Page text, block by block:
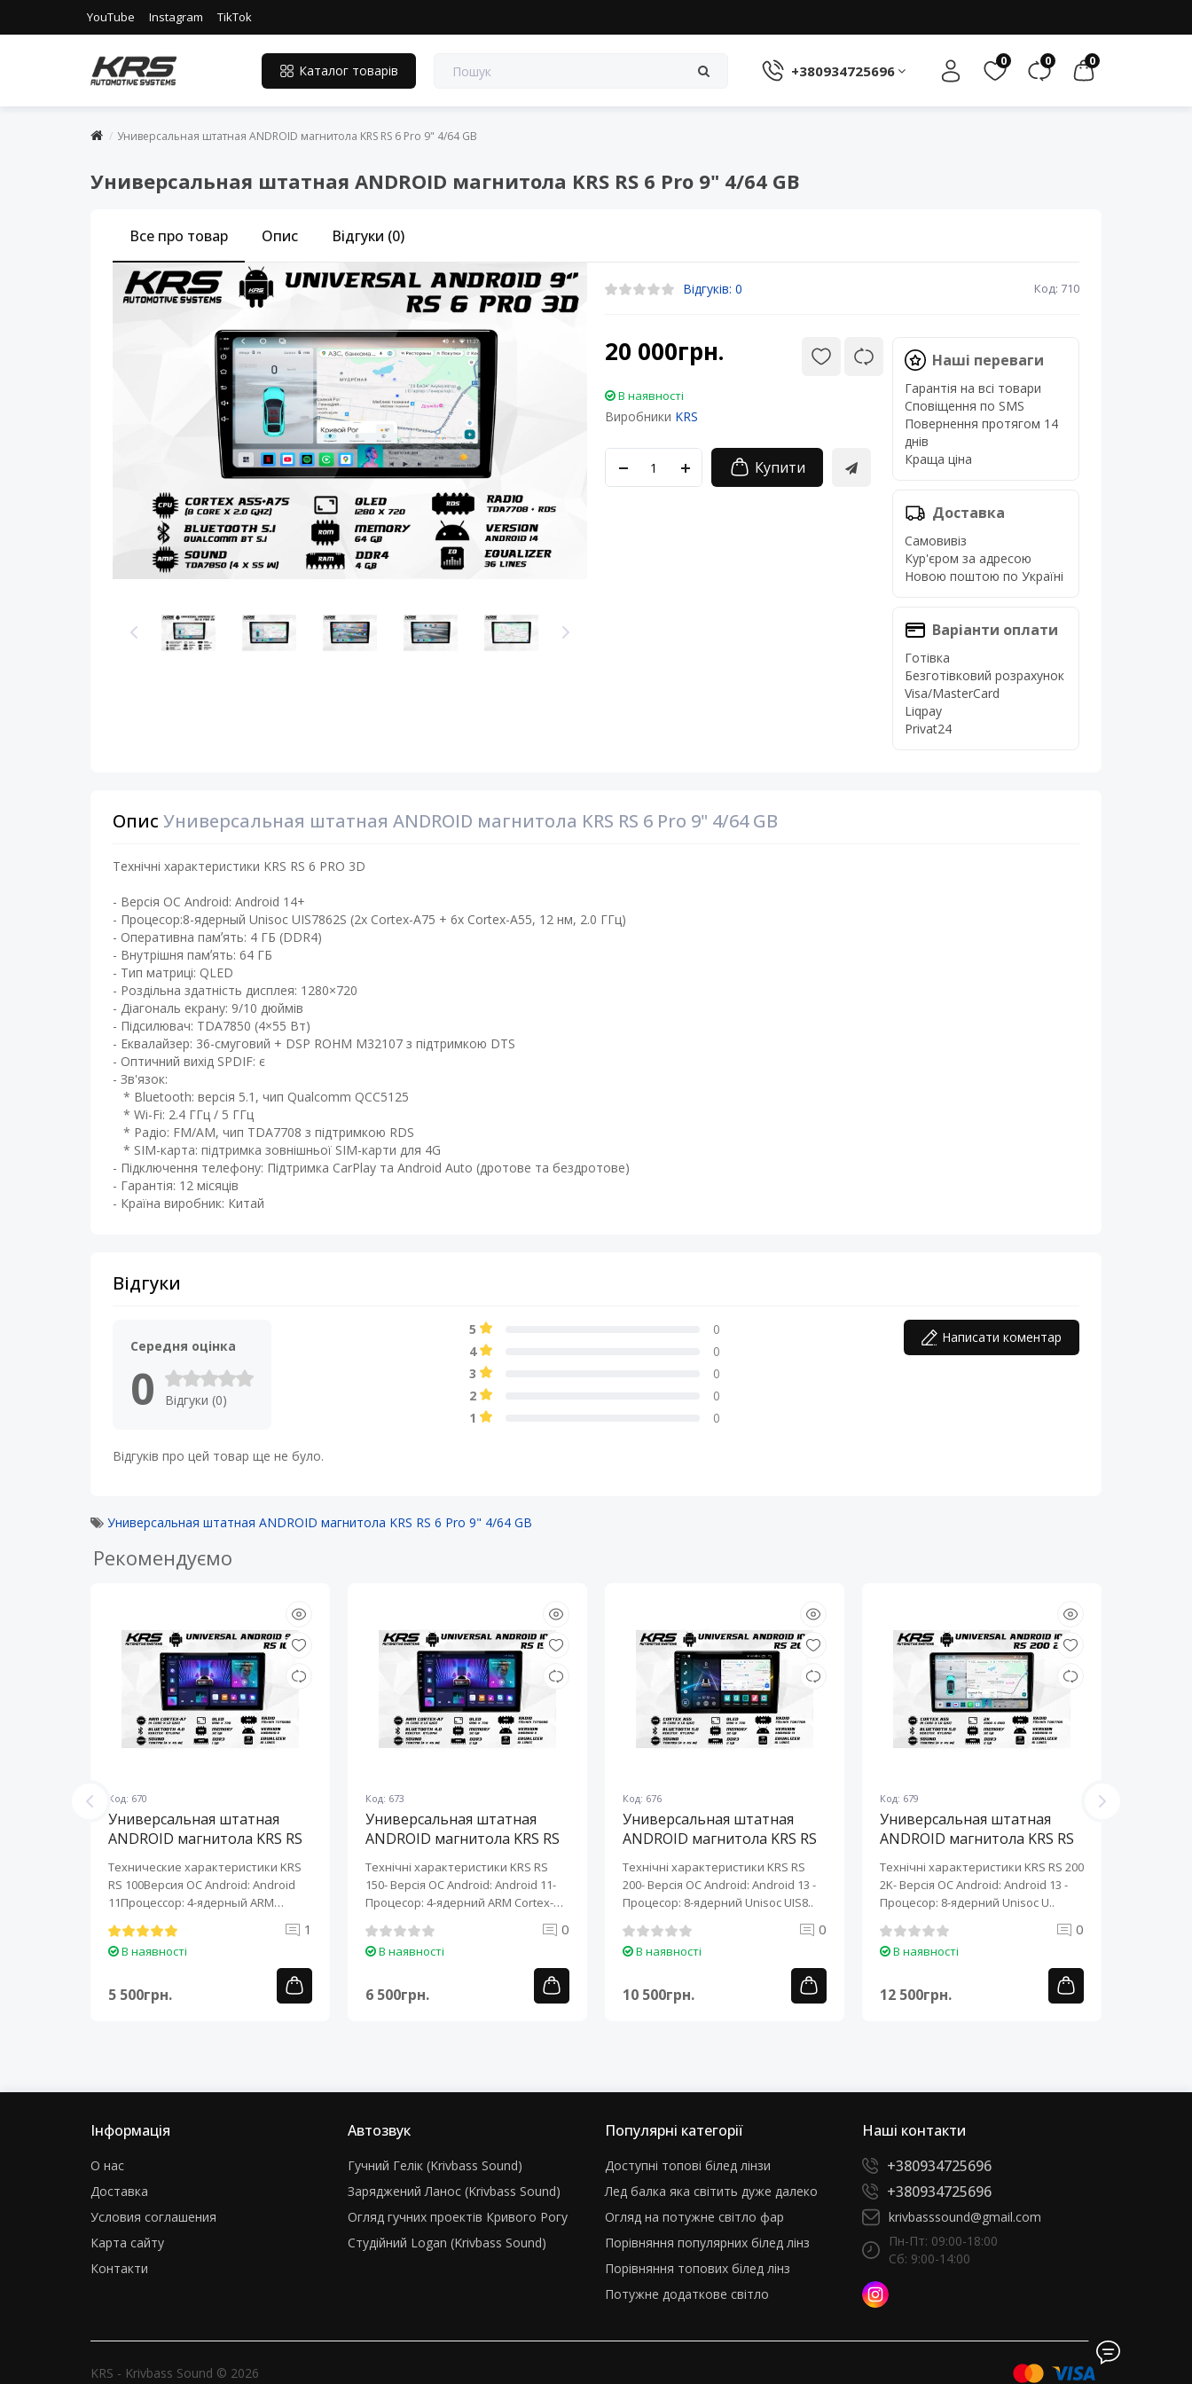
YouTube Instagram TikTok
Каталог товарів +380934725696
0 0 0
Универсальная штатная ANDROID магнитола KRS RS 6 Pro 9" 4/64 GB
Универсальная штатная ANDROID магнитола KRS RS 6 Pro 9" 4/64 GB
Все про товар Опис Відгуки (0)
Відгуків: 0 Код: 710
20 000грн.
В наявності
Виробники KRS
Купити
Наші переваги
Гарантія на всі товари
Сповіщення по SMS
Повернення протягом 14
днів
Краща ціна
Доставка
Самовивіз
Кур'єром за адресою
Новою поштою по Україні
Варіанти оплати
Готівка
Безготівковий розрахунок
Visa/MasterCard
Liqpay
Privat24
Опис Универсальная штатная ANDROID магнитола KRS RS 6 Pro 9" 4/64 GB
Технічні характеристики KRS RS 6 PRO 3D
- Версія ОС Android: Android 14+
- Процесор:8-ядерный Unisoc UIS7862S (2x Cortex-A75 + 6x Cortex-A55, 12 нм, 2.0 ГГц)
- Оперативна памʼять: 4 ГБ (DDR4)
- Внутрішня памʼять: 64 ГБ ​
- Тип матриці: QLED ​
- Роздільна здатність дисплея: 1280×720
- Діагональ екрану: 9/10 дюймів ​
- Підсилювач: TDA7850 (4×55 Вт) ​
- Еквалайзер: 36-смуговий + DSP ROHM M32107 з підтримкою DTS
- Оптичний вихід SPDIF: є
- Зв'язок:
* Bluetooth: версія 5.1, чип Qualcomm QCC5125
* Wi-Fi: 2.4 ГГц / 5 ГГц
* Радіо: FM/AM, чип TDA7708 з підтримкою RDS
* SIM-карта: підтримка зовнішньої SIM-карти для 4G
- Підключення телефону: Підтримка CarPlay та Android Auto (дротове та бездротове)​
- Гарантія: 12 місяців
- Країна виробник: Китай
Відгуки
Середня оцінка
0 Відгуки (0)
5
0
4
0
3
0
2
0
1
0
Написати коментар
Відгуків про цей товар ще не було.
Универсальная штатная ANDROID магнитола KRS RS 6 Pro 9" 4/64 GB
Рекомендуємо
Код: 670
Универсальная штатная
ANDROID магнитола KRS RS
Технические характеристики KRS
RS 100Версия ОС Android: Android
11Процессор: 4-ядерный ARM
1
В наявності
5 500грн.
Код: 673
Универсальная штатная
ANDROID магнитола KRS RS
Технічні характеристики KRS RS
150- Версія ОС Android: Android 11-
Процесор: 4-ядерний ARM Cortex-
0
В наявності
6 500грн.
Код: 676
Универсальная штатная
ANDROID магнитола KRS RS
Технічні характеристики KRS RS
200- Версія ОС Android: Android 13 ​-
Процесор: 8-ядерний Unisoc UIS8..
0
В наявності
10 500грн.
Код: 679
Универсальная штатная
ANDROID магнитола KRS RS
Технічні характеристики KRS RS 200
2K- Версія ОС Android: Android 13 ​-
Процесор: 8-ядерний Unisoc U..
0
В наявності
12 500грн.
Інформація
О нас
Доставка
Условия соглашения
Карта сайту
Контакти
Автозвук
Гучний Гелік (Krivbass Sound)
Заряджений Ланос (Krivbass Sound)
Огляд гучних проектів Кривого Рогу
Студійний Logan (Krivbass Sound)
Популярні категорії
Доступні топові білед лінзи
Лед балка яка світить дуже далеко
Огляд на потужне світло фар
Порівняння популярних білед лінз
Порівняння топових білед лінз
Потужне додаткове світло
Наші контакти
+380934725696
+380934725696
krivbasssound@gmail.com
Пн-Пт: 09:00-18:00
Сб: 9:00-14:00
KRS - Krivbass Sound © 2026